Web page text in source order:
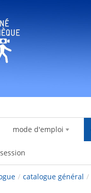
mode d'emploi
/ catalogue général /